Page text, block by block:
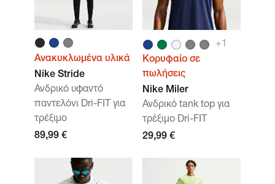
Ανακυκλωμένα υλικά
Nike Stride
Ανδρικό υφαντό
παντελόνι Dri-FIT για
τρέξιμο
89,99 €
+1
Κορυφαίο σε
πωλήσεις
Nike Miler
Ανδρικό tank top για
τρέξιμο Dri-FIT
29,99 €